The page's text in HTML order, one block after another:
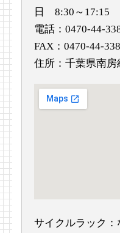
日 8:30～17:15
電話：0470-44-
FAX：0470-44-
住所：千葉県南房
サイクルラック：